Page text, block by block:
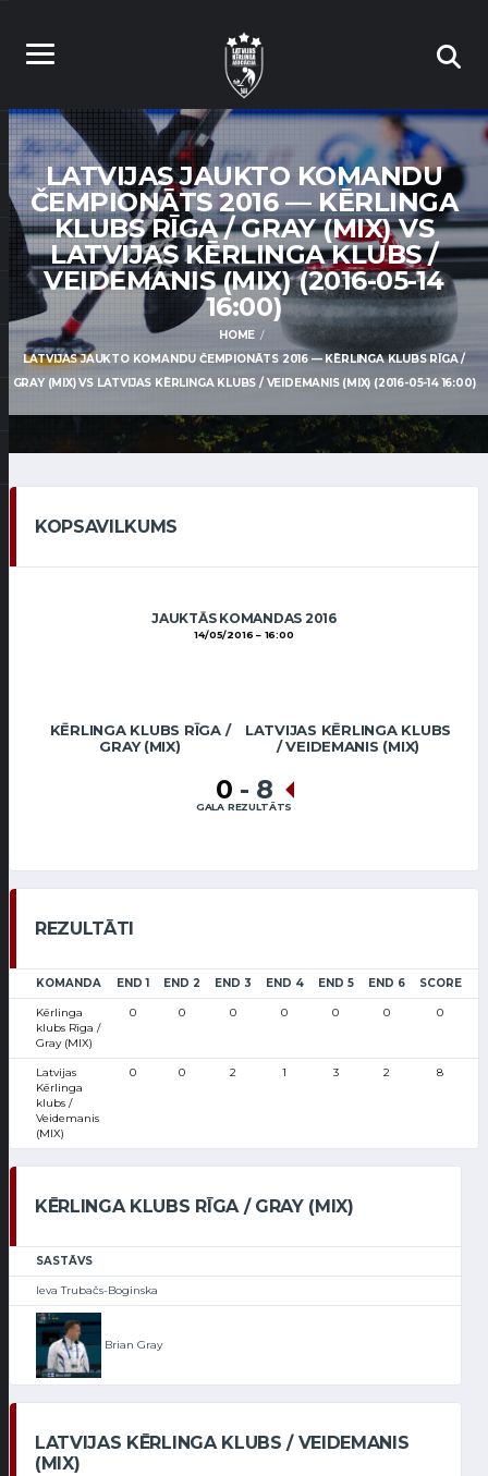
LATVIJAS JAUKTO KOMANDU
ČEMPIONĀTS 2016 — KĒRLINGA
KLUBS RĪGA / GRAY (MIX) VS
LATVIJAS KĒRLINGA KLUBS /
VEIDEMANIS (MIX) (2016-05-14
16:00)
HOME
LATVIJAS JAUKTO KOMANDU ČEMPIONĀTS 2016 — KĒRLINGA KLUBS RĪGA /
GRAY (MIX) VS LATVIJAS KĒRLINGA KLUBS / VEIDEMANIS (MIX) (2016-05-14 16:00)
KOPSAVILKUMS
JAUKTĀS KOMANDAS 2016
14/05/2016 16:00
KĒRLINGA KLUBS RĪGA /
GRAY (MIX)
LATVIJAS KĒRLINGA KLUBS
/ VEIDEMANIS (MIX)
0 - 8
GALA REZULTĀTS
REZULTĀTI
KOMANDA END 1 END 2 END 3 END 4 END 5 END 6 SCORE
Kērlinga
klubs Rīga /
Gray (MIX)
0 0 0 0 0 0 0
Latvijas
Kērlinga
klubs /
Veidemanis
(MIX)
0 0 2 1 3 2 8
KĒRLINGA KLUBS RĪGA / GRAY (MIX)
SASTĀVS
Ieva Trubačs-Boginska
Brian Gray
LATVIJAS KĒRLINGA KLUBS / VEIDEMANIS
(MIX)